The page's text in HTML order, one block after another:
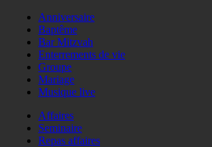
Anniversaire
Baptême
Bar Mitzvah
Enterrements de vie
Groupe
Mariage
Musique live
Affaires
Seminaire
Repas affaires